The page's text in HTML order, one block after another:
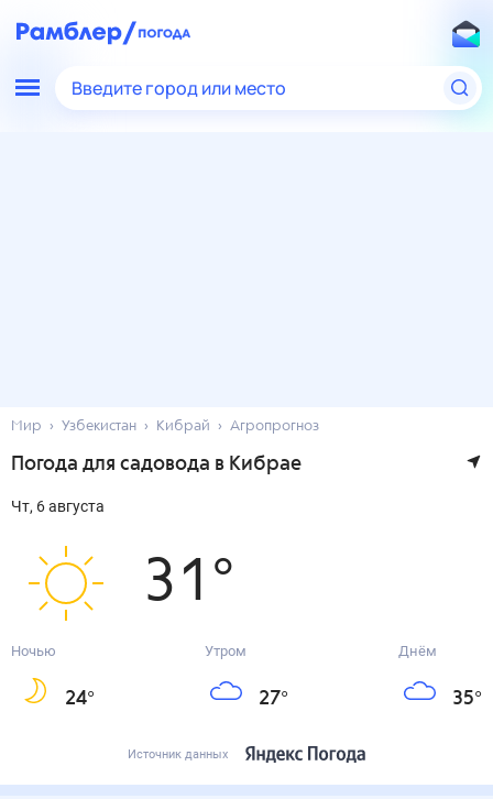
Введите город или место
Мир Узбекистан Кибрай Агропрогноз
Погода для садовода в Кибрае
чт, 6 августа
31 °
Ночью
24°
Утром
27°
Днём
35°
Источник данных